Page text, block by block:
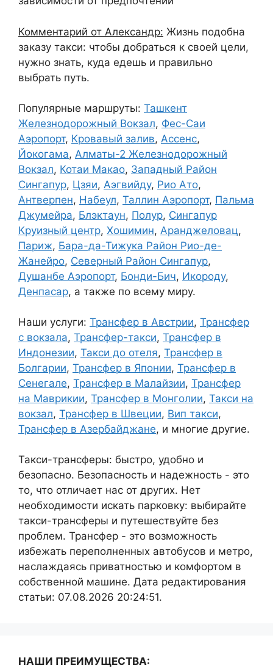
Комментарий от Александр: Жизнь подобна
заказу такси: чтобы добраться к своей цели,
нужно знать, куда едешь и правильно
выбрать путь.
Популярные маршруты: Ташкент
Железнодорожный Вокзал, Фес-Саи
Аэропорт, Кровавый залив, Ассенс,
Йокогама, Алматы-2 Железнодорожный
Вокзал, Котаи Макао, Западный Район
Сингапур, Цзяи, Аэгвийду, Рио Ато,
Антверпен, Набеул, Таллин Аэропорт, Пальма
Джумейра, Блэктаун, Полур, Сингапур
Круизный центр, Хошимин, Аранджеловац,
Париж, Бара-да-Тижука Район Рио-де-
Жанейро, Северный Район Сингапур,
Душанбе Аэропорт, Бонди-Бич, Икороду,
Денпасар, а также по всему миру.
Наши услуги: Трансфер в Австрии, Трансфер
с вокзала, Трансфер-такси, Трансфер в
Индонезии, Такси до отеля, Трансфер в
Болгарии, Трансфер в Японии, Трансфер в
Сенегале, Трансфер в Малайзии, Трансфер
на Маврикии, Трансфер в Монголии, Такси на
вокзал, Трансфер в Швеции, Вип такси,
Трансфер в Азербайджане, и многие другие.
Такси-трансферы: быстро, удобно и
безопасно. Безопасность и надежность - это
то, что отличает нас от других. Нет
необходимости искать парковку: выбирайте
такси-трансферы и путешествуйте без
проблем. Трансфер - это возможность
избежать переполненных автобусов и метро,
наслаждаясь приватностью и комфортом в
собственной машине. Дата редактирования
статьи: 07.08.2026 20:24:51.
НАШИ ПРЕИМУЩЕСТВА: